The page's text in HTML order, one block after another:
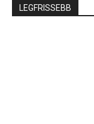
LEGFRISSEBB